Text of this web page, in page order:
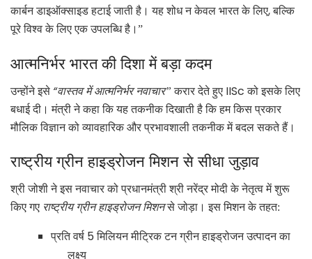
कार्बन डाइऑक्साइड हटाई जाती है। यह शोध न केवल भारत के लिए,बल्कि
पूरे विश्व के लिए एक उपलब्धि है।”
आत्मनिर्भर भारत की दिशा में बड़ा कदम
उन्होंने इसे “वास्तव में आत्मनिर्भर नवाचार” करार देते हुए IIScको इसके लिए
बधाई दी। मंत्री ने कहा कि यह तकनीक दिखाती है कि हम किस प्रकार
मौलिक विज्ञान को व्यावहारिक और प्रभावशाली तकनीक में बदल सकते हैं।
राष्ट्रीय ग्रीन हाइड्रोजन मिशन से सीधा जुड़ाव
श्री जोशी ने इस नवाचार को प्रधानमंत्री श्री नरेंद्र मोदी के नेतृत्व में शुरू
किए गए राष्ट्रीय ग्रीन हाइड्रोजन मिशन से जोड़ा। इस मिशन के तहत:
प्रति वर्ष 5मिलियन मीट्रिक टन ग्रीन हाइड्रोजन उत्पादन का
लक्ष्य